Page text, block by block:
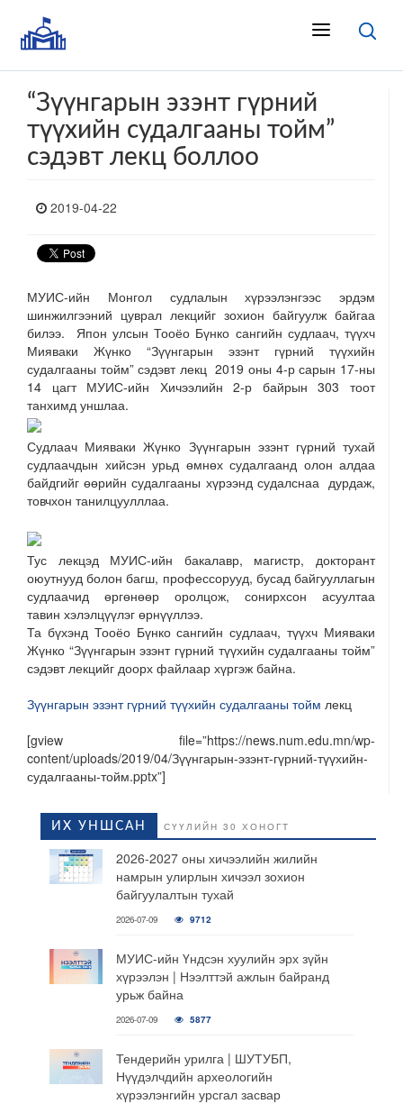
“Зүүнгарын эзэнт гүрний
түүхийн судалгааны тойм”
сэдэвт лекц боллоо
2019-04-22
МУИС-ийн Монгол судлалын хүрээлэнгээс эрдэм
шинжилгээний цуврал лекцийг зохион байгуулж байгаа
билээ. Япон улсын Тооёо Бүнко сангийн судлаач, түүхч
Мияваки Жүнко “Зүүнгарын эзэнт гүрний түүхийн
судалгааны тойм” сэдэвт лекц 2019 оны 4-р сарын 17-ны
14 цагт МУИС-ийн Хичээлийн 2-р байрын 303 тоот
танхимд уншлаа.
Судлаач Мияваки Жүнко Зүүнгарын эзэнт гүрний тухай
судлаачдын хийсэн урьд өмнөх судалгаанд олон алдаа
байдгийг өөрийн судалгааны хүрээнд судалснаа дурдаж,
товчхон танилцуулллаа.
Тус лекцэд МУИС-ийн бакалавр, магистр, докторант
оюутнууд болон багш, профессорууд, бусад байгууллагын
судлаачид өргөнөөр оролцож, сонирхсон асуултаа
тавин хэлэлцүүлэг өрнүүллээ.
Та бүхэнд Тооёо Бүнко сангийн судлаач, түүхч Мияваки
Жүнко “Зүүнгарын эзэнт гүрний түүхийн судалгааны тойм”
сэдэвт лекцийг доорх файлаар хүргэж байна.
Зүүнгарын эзэнт гүрний түүхийн судалгааны тойм лекц
[gview file=”https://news.num.edu.mn/wp-
content/uploads/2019/04/Зүүнгарын-эзэнт-гүрний-түүхийн-
судалгааны-тойм.pptx”]
ИХ УНШСАН СҮҮЛИЙН 30 ХОНОГТ
2026-2027 оны хичээлийн жилийн
намрын улирлын хичээл зохион
байгуулалтын тухай
2026-07-09 9712
МУИС-ийн Үндсэн хуулийн эрх зүйн
хүрээлэн | Нээлттэй ажлын байранд
урьж байна
2026-07-09 5877
Тендерийн урилга | ШУТУБП,
Нүүдэлчдийн археологийн
хүрээлэнгийн урсгал засвар